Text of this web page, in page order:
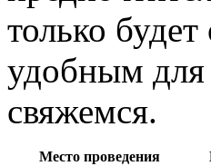
только
удобным для
свяжемся.
Место проведения